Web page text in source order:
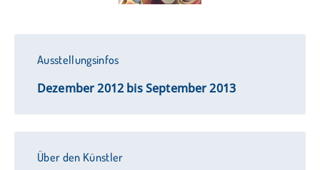
Ausstellungsinfos
Dezember 2012 bis September 2013
Über den Künstler